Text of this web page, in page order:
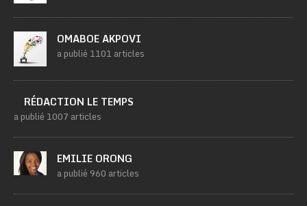
OMABOE AKPOVI
a publié 1101 articles
RÉDACTION LE TEMPS
a publié 1007 articles
EMILIE ORONG
a publié 960 articles